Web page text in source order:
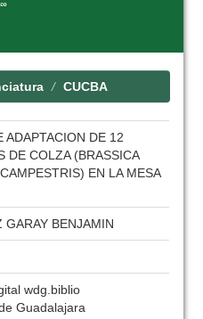
CUCBA
ADAPTACION DE 12
DE COLZA (BRASSICA
EN LA MESA
GARAY BENJAMIN
wdg.biblio
Guadalajara